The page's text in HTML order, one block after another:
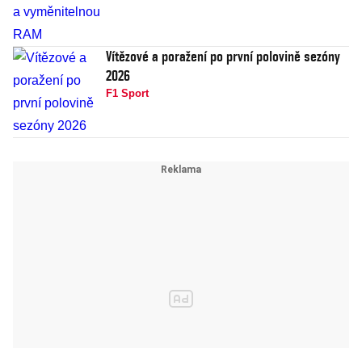
Vítězové a poražení po první polovině sezóny
2026
F1 Sport